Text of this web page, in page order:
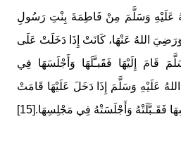
عَلَيْهِ وَسَلَّمَ مِنْ فَاطِمَةَ بِنْتِ رَسُولِ
اللهُ عَنْهَا، كَانَتْ إِذَا دَخَلَتْ عَلَى
قَامَ إِلَيْهَا فَقَبـَّلَهَا وَأَجْلَسَهَا فِي
عَلَيْهِ وَسَلَّمَ إِذَا دَخَلَ عَلَيْهَا قَامَتْ